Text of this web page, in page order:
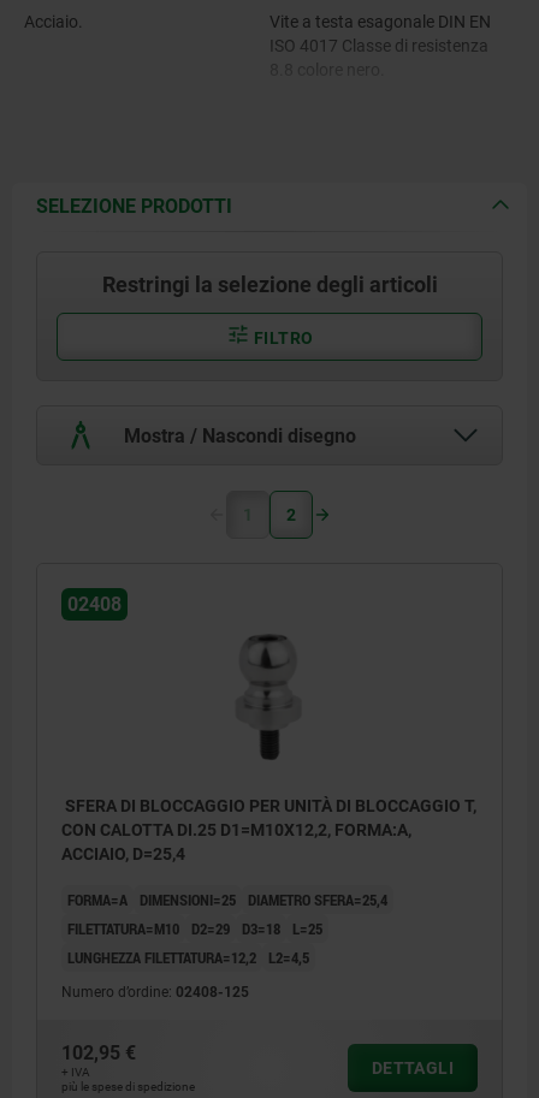
Acciaio.
Vite a testa esagonale DIN EN
ISO 4017 Classe di resistenza
SELEZIONE PRODOTTI
Restringi la selezione degli articoli
FILTRO
Mostra / Nascondi disegno
1) Vite a testa cilindrica DIN EN ISO 4762
1 2
02408
SFERA DI BLOCCAGGIO PER UNITÀ DI BLOCCAGGIO T,
CON CALOTTA DI.25 D1=M10X12,2, FORMA:A,
ACCIAIO, D=25,4
FORMA=A DIMENSIONI=25
DIAMETRO SFERA=25,4
FILETTATURA=M10
D2=29 D3=18
L=25
LUNGHEZZA FILETTATURA=12,2
L2=4,5
Numero d’ordine: 02408-125
102,95 €
+ IVA
più le spese di spedizione
DETTAGLI